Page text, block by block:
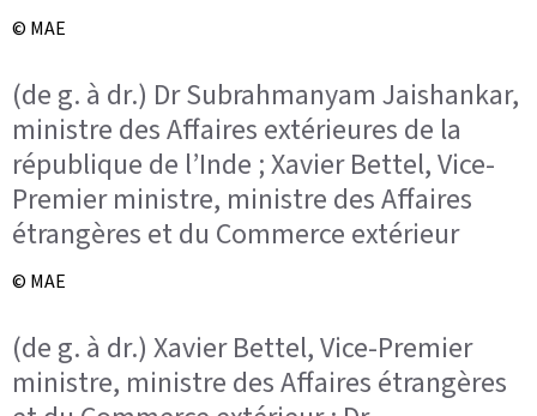
© MAE
(de g. à dr.) Dr Subrahmanyam Jaishankar,
ministre des Affaires extérieures de la
république de l’Inde ; Xavier Bettel, Vice-
Premier ministre, ministre des Affaires
étrangères et du Commerce extérieur
© MAE
(de g. à dr.) Xavier Bettel, Vice-Premier
ministre, ministre des Affaires étrangères